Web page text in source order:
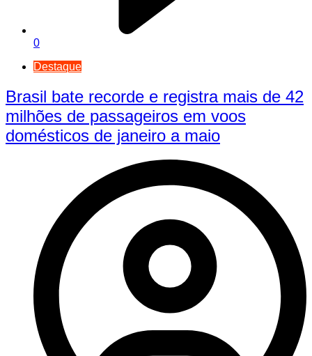
0
Destaque
Brasil bate recorde e registra mais de 42
milhões de passageiros em voos
domésticos de janeiro a maio